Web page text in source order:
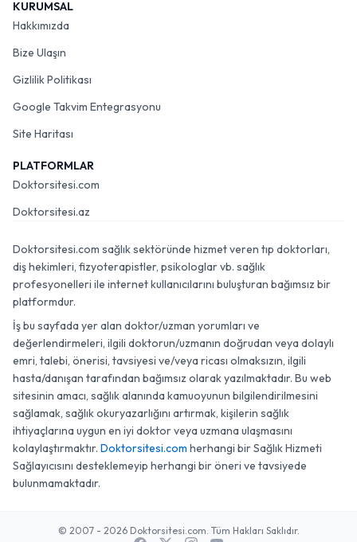
KURUMSAL
Hakkımızda
Bize Ulaşın
Gizlilik Politikası
Google Takvim Entegrasyonu
Site Haritası
PLATFORMLAR
Doktorsitesi.com
Doktorsitesi.az
Doktorsitesi.com sağlık sektöründe hizmet veren tıp doktorları,
diş hekimleri, fizyoterapistler, psikologlar vb. sağlık
profesyonelleri ile internet kullanıcılarını buluşturan bağımsız bir
platformdur.
İş bu sayfada yer alan doktor/uzman yorumları ve
değerlendirmeleri, ilgili doktorun/uzmanın doğrudan veya dolaylı
emri, talebi, önerisi, tavsiyesi ve/veya ricası olmaksızın, ilgili
hasta/danışan tarafından bağımsız olarak yazılmaktadır. Bu web
sitesinin amacı, sağlık alanında kamuoyunun bilgilendirilmesini
sağlamak, sağlık okuryazarlığını artırmak, kişilerin sağlık
ihtiyaçlarına uygun en iyi doktor veya uzmana ulaşmasını
kolaylaştırmaktır. Doktorsitesi.com herhangi bir Sağlık Hizmeti
Sağlayıcısını desteklemeyip herhangi bir öneri ve tavsiyede
bulunmamaktadır.
© 2007 - 2026 Doktorsitesi.com. Tüm Hakları Saklıdır.